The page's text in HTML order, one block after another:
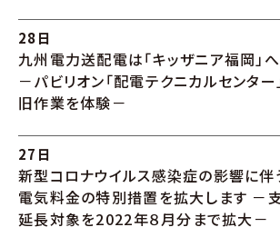
28日
九州電力送配電は「キッザニア福岡」
－パビリオン「配電テクニカルセンター
旧作業を体験－
27日
新型コロナウイルス感染症の影響に伴
電気料金の特別措置を拡大します －
延長対象を2022年８月分まで拡大－